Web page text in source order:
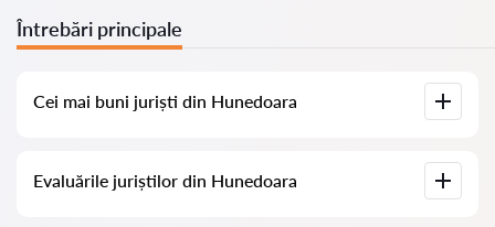
Întrebări principale
Cei mai buni juriști din Hunedoara
informații complete. Prețuri, evaluări, numere de telefon și
Evaluările juriștilor din Hunedoara